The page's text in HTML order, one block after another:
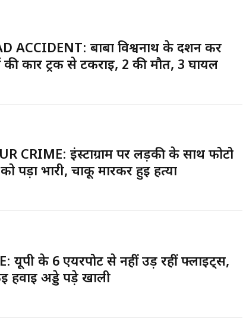
ACCIDENT: बाबा विश्वनाथ के दर्शन कर
की कार ट्रक से टकराई, 2 की मौत, 3 घायल
CRIME: इंस्टाग्राम पर लड़की के साथ फोटो
पड़ा भारी, चाकू मारकर हुई हत्या
यूपी के 6 एयरपोर्ट से नहीं उड़ रहीं फ्लाइट्स,
अड्डे पड़े खाली